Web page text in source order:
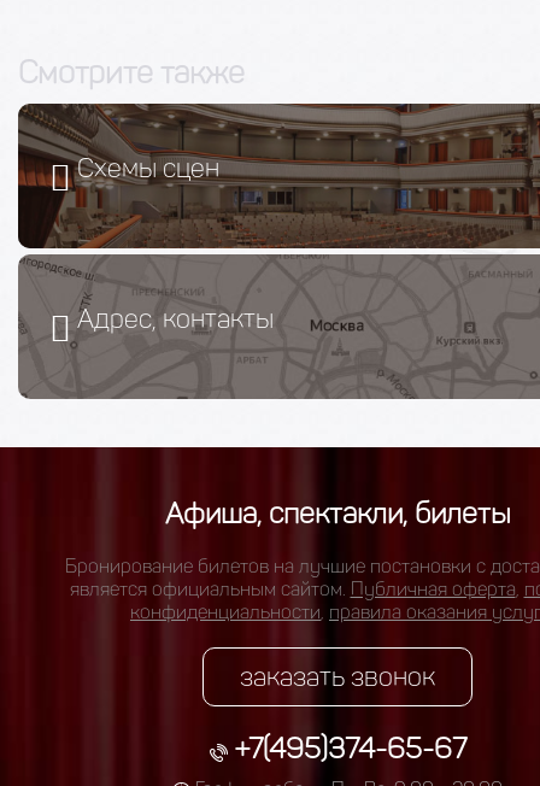
Смотрите также
Схемы сцен
Адрес, контакты
Афиша, спектакли, билеты
Бронирование билетов на лучшие постановки с
является официальным сайтом. Публичная оферта,
конфиденциальности, правила оказания услуг
заказать звонок
+7(495)374-65-67